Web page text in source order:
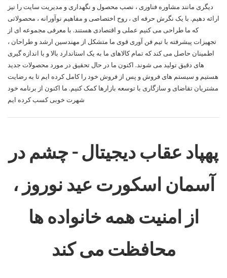
دیگری مانند مشاوره فناوری ، نصب محصول و نگهداری و مدیریت سایت را نیز
ارائه دهیم. با یک نگرش حرفه ای ، روح اختصاصی و مفاهیم نوآورانه ، محصولاتی
که ما طراحی می کنیم عملی و اقتصادی هستند. با معرفی مجموعه ای از
تجهیزات پیشرفته با تیم فن آوری قوی ما متشکل از مهندسین ارشد و طراحان ،
اطمینان حاصل می کند که تمام کالاهای ما به یک استاندارد بالا و با اندازه گیری
های دقیق تولید می شوند. اکنون ما در حال تحقیق در مورد محصولات جدید
هستیم و سیستم های فروش و پس از فروش خود را کامل کرده ایم تا به رضایت
مشتریان تقاضای و سازگاری با توسعه بازارها کمک کنیم. ما اکنون از برنامه خود
شهرت خوبی کسب کرده ایم
پهپاد عقاب دیجیتال - چشم در
آسمان اسکورت عید نوروز ،
از امنیت همه خانواده ها
محافظت می کند